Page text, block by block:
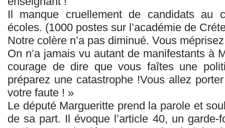
Il manque cruellement de candidats au
écoles. (1000 postes sur l’académie de
Notre colère n’a pas diminué. Vous
On n’a jamais vu autant de manifestants à
courage de dire que vous faîtes une
préparez une catastrophe !Vous allez
votre faute ! »
Le député Margueritte prend la parole et
de sa part. Il évoque l’article 40, un garde-